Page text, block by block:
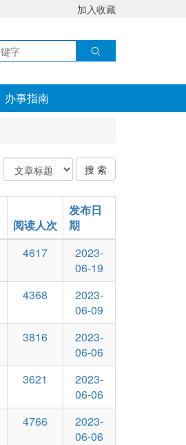
加入收藏
办事指南
关
键
字
搜 索
阅读人次
发布日
期
4617
2023-
06-19
4368
2023-
06-09
3816
2023-
06-06
3621
2023-
06-06
4766
2023-
06-06